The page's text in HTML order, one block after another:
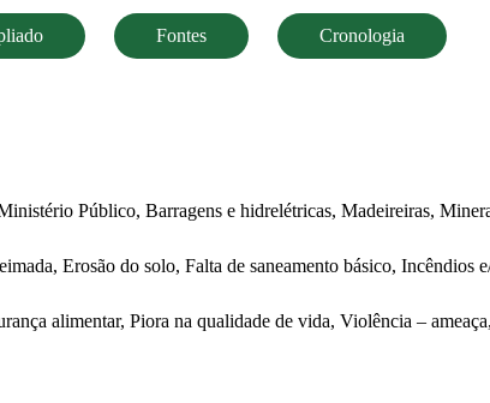
Fontes Cronologia
Público, Barragens e hidrelétricas, Madeireiras,
Erosão do solo, Falta de saneamento básico, Incêndios
alimentar, Piora na qualidade de vida, Violência –